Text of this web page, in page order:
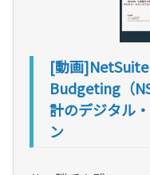
[動画
Budgeting（
計のデジタル
ン